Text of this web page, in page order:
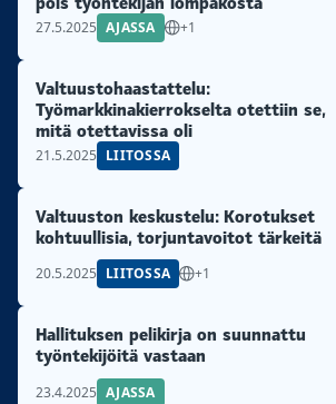
27.5.2025 AJASSA +1
Valtuustohaastattelu:
Työmarkkinakierrokselta otettiin se,
mitä otettavissa oli
21.5.2025 LIITOSSA
Valtuuston keskustelu: Korotukset
kohtuullisia, torjuntavoitot tärkeitä
20.5.2025 LIITOSSA +1
Hallituksen pelikirja on suunnattu
työntekijöitä vastaan
23.4.2025 AJASSA